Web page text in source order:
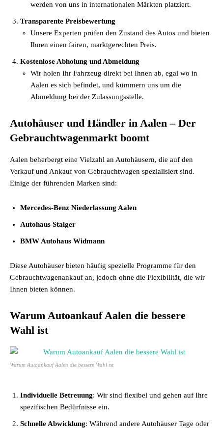
werden von uns in internationalen Märkten platziert.
Transparente Preisbewertung
Unsere Experten prüfen den Zustand des Autos und bieten
Ihnen einen fairen, marktgerechten Preis.
Kostenlose Abholung und Abmeldung
Wir holen Ihr Fahrzeug direkt bei Ihnen ab, egal wo in
Aalen es sich befindet, und kümmern uns um die
Abmeldung bei der Zulassungsstelle.
Autohäuser und Händler in Aalen – Der
Gebrauchtwagenmarkt boomt
Aalen beherbergt eine Vielzahl an Autohäusern, die auf den
Verkauf und Ankauf von Gebrauchtwagen spezialisiert sind.
Einige der führenden Marken sind:
Mercedes-Benz Niederlassung Aalen
Autohaus Staiger
BMW Autohaus Widmann
Diese Autohäuser bieten häufig spezielle Programme für den
Gebrauchtwagenankauf an, jedoch ohne die Flexibilität, die wir
Ihnen bieten können.
Warum Autoankauf Aalen die bessere
Wahl ist
Warum Autoankauf Aalen die bessere Wahl ist
Individuelle Betreuung: Wir sind flexibel und gehen auf Ihre
spezifischen Bedürfnisse ein.
Schnelle Abwicklung: Während andere Autohäuser Tage oder